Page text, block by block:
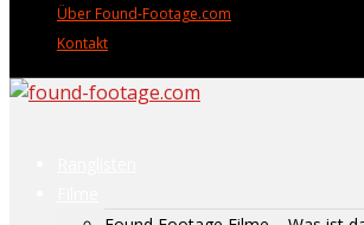
Über Found-Footage.com
Kontakt